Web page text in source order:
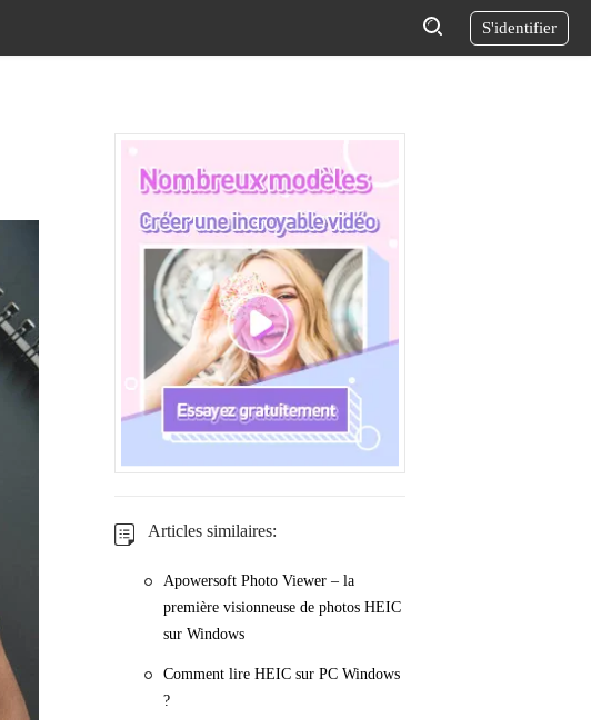
S'identifier
Articles similaires:
Apowersoft Photo Viewer – la
première visionneuse de photos HEIC
sur Windows
Comment lire HEIC sur PC Windows
?